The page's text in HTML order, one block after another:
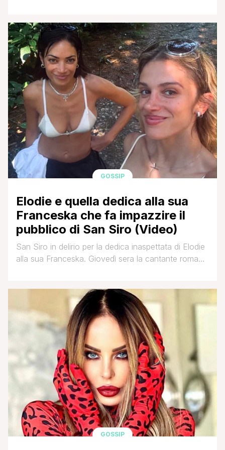
papà dei suoi figli, Santiago e Luna Marì,
nonostante gli strascichi, le incomprensioni e i
malumori che una relazione finita [']
GOSSIP
Elodie e quella dedica alla sua
Franceska che fa impazzire il
pubblico di San Siro (Video)
San Siro in delirio per la dedica inaspettata di Elodie
alla sua Franceska. Giovedì sera la cantante romana
generale l'esibizione con la compagna, la ballerina di
origini albanesi a cui è legata dalla scorsa estate.
Durante il duetto [']
GOSSIP